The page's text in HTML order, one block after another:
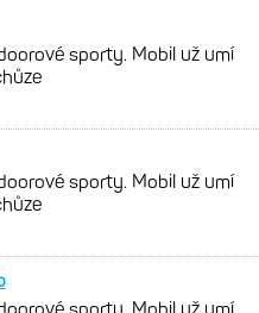
i pro outdoorové
zrcadlit data